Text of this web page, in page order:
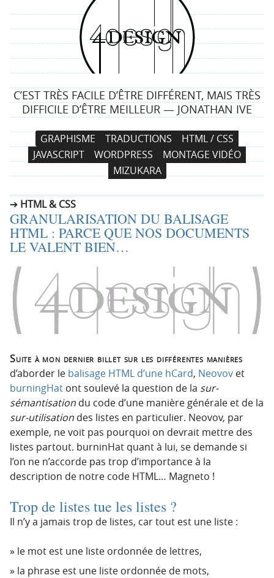
4
d
e
s
i
g
C’EST TRÈS FACILE D’ÊTRE DIFFÉRENT, MAIS TRÈS
DIFFICILE D’ÊTRE MEILLEUR — JONATHAN IVE
a
t
i
o
p
i
p
a
l
e
a
u
c
o
n
GRAPHISME TRADUCTIONS
HTML / CSS
JAVASCRIPT
WORDPRESS
MONTAGE VIDÉO
MIZUKARA
HTML & CSS
GRANULARISATION DU BALISAGE
HTML : PARCE QUE NOS DOCUMENTS
LE VALENT BIEN…
Suite à mon dernier billet sur les différentes manières
d’aborder le balisage HTML d’une hCard, Neovov et
burningHat ont soulevé la question de la sur-
sémantisation du code d’une manière générale et de la
sur-utilisation des listes en particulier. Neovov, par
exemple, ne voit pas pourquoi on devrait mettre des
listes partout. burninHat quant à lui, se demande si
l’on ne n’accorde pas trop d’importance à la
description de notre code HTML… Magneto !
Trop de listes tue les listes ?
Il n’y a jamais trop de listes, car tout est une liste :
le mot est une liste ordonnée de lettres,
la phrase est une liste ordonnée de mots,